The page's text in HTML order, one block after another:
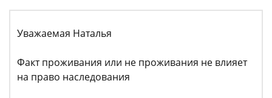
Уважаемая Наталья
Факт проживания или не проживания не влияет
на право наследования